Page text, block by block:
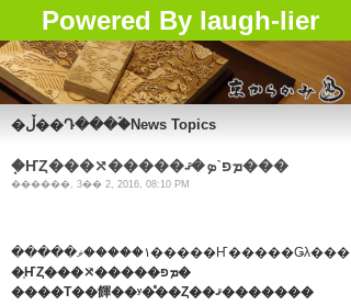
Powered By laugh-lier
�ڵ��Դ���ۡ�News Topics
�֤ҤȤ���⤯�����ܡפ˺ܤ�ޤ���
������, 3�� 2, 2016, 08:10 PM
�����١�����ޥ�����Ҥ�����Ǥλ���
�֤ҤȤ���⤯�����ܡפ�
����Τ��餫��ʸ�ͤ��Ȥ��ޤ�������